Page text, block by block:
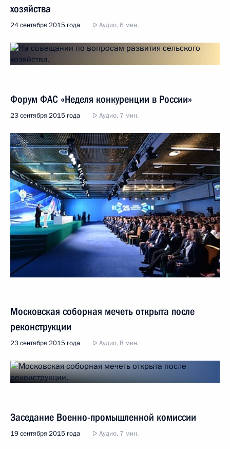
хозяйства
24 сентября 2015 года Аудио, 6 мин.
Форум ФАС «Неделя конкуренции в России»
23 сентября 2015 года Аудио, 7 мин.
Московская соборная мечеть открыта после
реконструкции
23 сентября 2015 года Аудио, 8 мин.
Заседание Военно-промышленной комиссии
19 сентября 2015 года Аудио, 7 мин.